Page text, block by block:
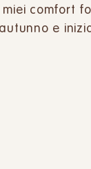
comfort
e